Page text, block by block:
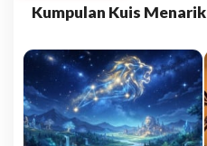
Kumpulan Kuis Menarik